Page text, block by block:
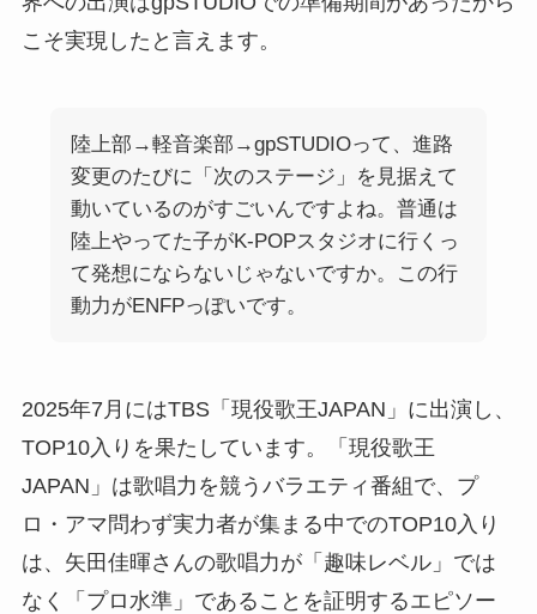
こそ実現したと言えます。
陸上部→軽音楽部→gpSTUDIOって、進路
変更のたびに「次のステージ」を見据えて
動いているのがすごいんですよね。普通は
陸上やってた子がK-POPスタジオに行くっ
て発想にならないじゃないですか。この行
動力がENFPっぽいです。
2025年7月にはTBS「現役歌王JAPAN」に出演し、
TOP10入りを果たしています。「現役歌王
JAPAN」は歌唱力を競うバラエティ番組で、プ
ロ・アマ問わず実力者が集まる中でのTOP10入り
は、矢田佳暉さんの歌唱力が「趣味レベル」では
なく「プロ水準」であることを証明するエピソー